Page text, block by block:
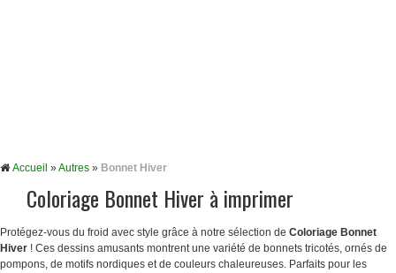
Accueil »Autres » Bonnet Hiver
Coloriage Bonnet Hiver à imprimer
Protégez-vous du froid avec style grâce à notre sélection de Coloriage Bonnet
Hiver ! Ces dessins amusants montrent une variété de bonnets tricotés, ornés de
pompons, de motifs nordiques et de couleurs chaleureuses. Parfaits pour les